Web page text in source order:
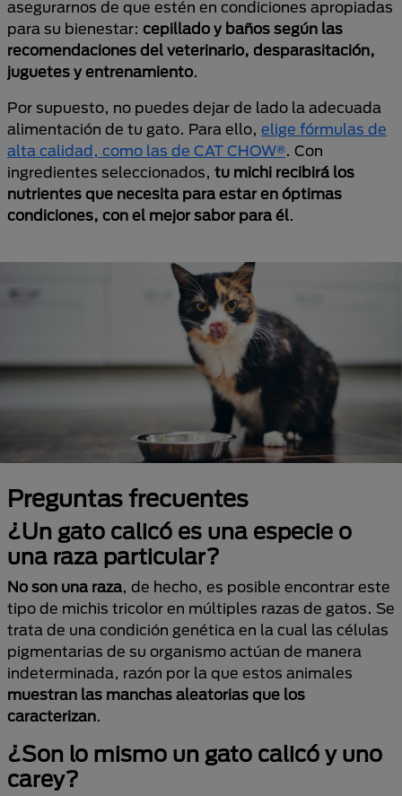
asegurarnos de que estén en condiciones apropiadas
para su bienestar: cepillado y baños según las
recomendaciones del veterinario, desparasitación,
juguetes y entrenamiento.
Por supuesto, no puedes dejar de lado la adecuada
alimentación de tu gato. Para ello, elige fórmulas de
alta calidad, como las de CAT CHOW®. Con
ingredientes seleccionados, tu michi recibirá los
nutrientes que necesita para estar en óptimas
condiciones, con el mejor sabor para él.
Preguntas frecuentes
¿Un gato calicó es una especie o
una raza particular?
No son una raza, de hecho, es posible encontrar este
tipo de michis tricolor en múltiples razas de gatos. Se
trata de una condición genética en la cual las células
pigmentarias de su organismo actúan de manera
indeterminada, razón por la que estos animales
muestran las manchas aleatorias que los
caracterizan.
¿Son lo mismo un gato calicó y uno
carey?